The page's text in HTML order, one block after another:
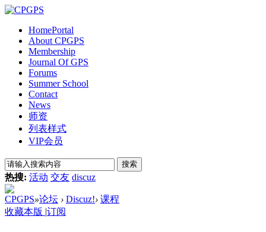
HomePortal
About CPGPS
Membership
Journal Of GPS
Forums
Summer School
Contact
News
师资
列表样式
VIP会员
搜索
热搜: 活动 交友 discuz
CPGPS»论坛 › Discuz!› 课程
收藏本版 |订阅